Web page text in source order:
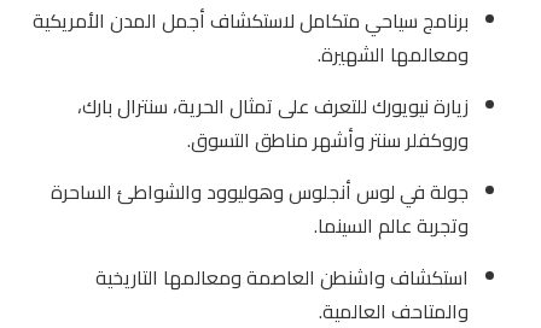
برنامج سياحي متكامل لاستكشاف أجمل المدن الأمريكية
ومعالمها الشهيرة.
زيارة نيويورك للتعرف على تمثال الحرية، سنترال بارك،
وروكفلر سنتر وأشهر مناطق التسوق.
جولة في لوس أنجلوس وهوليوود والشواطئ الساحرة
وتجربة عالم السينما.
استكشاف واشنطن العاصمة ومعالمها التاريخية
والمتاحف العالمية.